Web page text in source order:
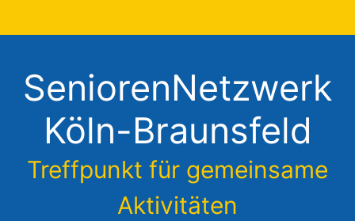
SeniorenNetzwerk
Köln-Braunsfeld
Treffpunkt für gemeinsame
Aktivitäten